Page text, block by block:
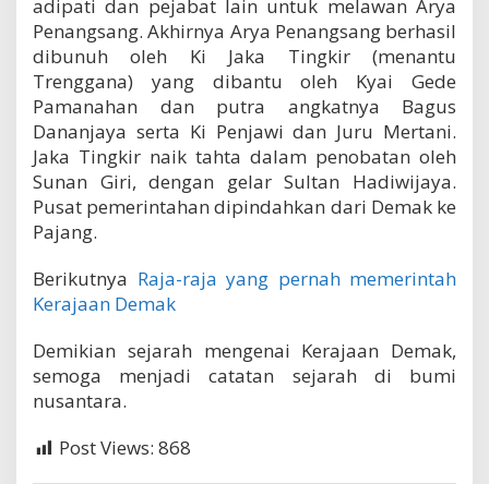
adipati dan pejabat lain untuk melawan Arya
Penangsang. Akhirnya Arya Penangsang berhasil
dibunuh oleh Ki Jaka Tingkir (menantu
Trenggana) yang dibantu oleh Kyai Gede
Pamanahan dan putra angkatnya Bagus
Dananjaya serta Ki Penjawi dan Juru Mertani.
Jaka Tingkir naik tahta dalam penobatan oleh
Sunan Giri, dengan gelar Sultan Hadiwijaya.
Pusat pemerintahan dipindahkan dari Demak ke
Pajang.
Berikutnya Raja-raja yang pernah memerintah
Kerajaan Demak
Demikian sejarah mengenai Kerajaan Demak,
semoga menjadi catatan sejarah di bumi
nusantara.
Post Views: 868